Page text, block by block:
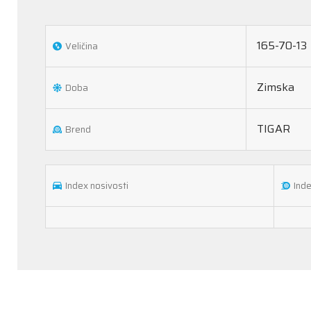
Veličina 165-70-13
Doba Zimska
Brend TIGAR
Index nosivosti